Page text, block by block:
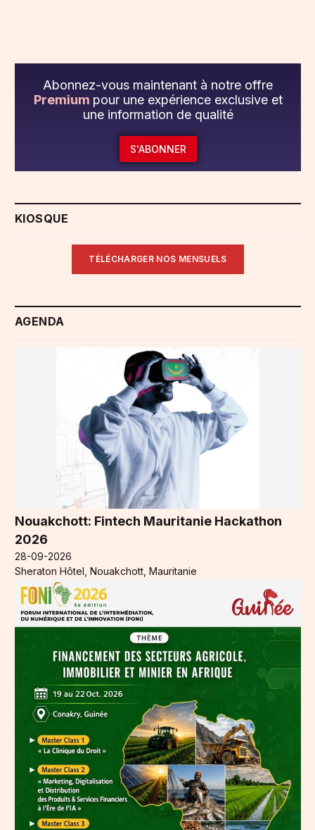
Abonnez-vous maintenant à notre offre
Premium pour une expérience exclusive et
une information de qualité
S'ABONNER
KIOSQUE
TÉLÉCHARGER NOS MENSUELS
AGENDA
Nouakchott: Fintech Mauritanie Hackathon
2026
28-09-2026
Sheraton Hôtel, Nouakchott, Mauritanie